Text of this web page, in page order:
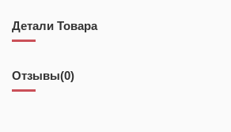
Детали Товара
Отзывы(0)